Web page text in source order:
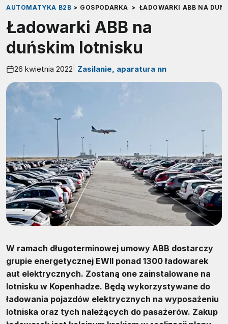
AUTOMATYKA B2B > GOSPODARKA > ŁADOWARKI ABB NA
Ładowarki ABB na
duńskim lotnisku
26 kwietnia 2022 Zasilanie, aparatura nn
W ramach długoterminowej umowy ABB dostarczy
grupie energetycznej EWII ponad 1300 ładowarek
aut elektrycznych. Zostaną one zainstalowane na
lotnisku w Kopenhadze. Będą wykorzystywane do
ładowania pojazdów elektrycznych na wyposażeniu
lotniska oraz tych należących do pasażerów. Zakup